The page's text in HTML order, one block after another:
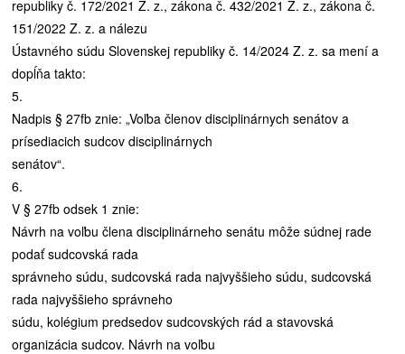
republiky č. 172/2021 Z. z., zákona č. 432/2021 Z. z., zákona č.
151/2022 Z. z. a nálezu
Ústavného súdu Slovenskej republiky č. 14/2024 Z. z. sa mení a
dopĺňa takto:
5.
Nadpis § 27fb znie: „Voľba členov disciplinárnych senátov a
prísediacich sudcov disciplinárnych
senátov“.
6.
V § 27fb odsek 1 znie:
Návrh na voľbu člena disciplinárneho senátu môže súdnej rade
podať sudcovská rada
správneho súdu, sudcovská rada najvyššieho súdu, sudcovská
rada najvyššieho správneho
súdu, kolégium predsedov sudcovských rád a stavovská
organizácia sudcov. Návrh na voľbu